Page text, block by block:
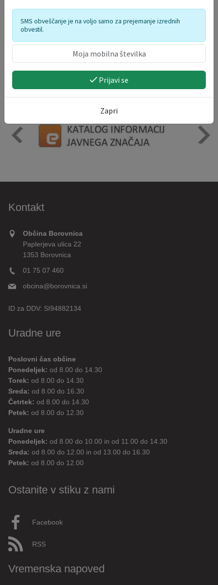
10
11 12 13 14 15
16
31
1 2 3 4 5 6
Kontakt
Občina Borovnica
Paplerjeva ulica 22
1353 Borovnica
01 75 07 460
obcina@borovnica.si
ID za DDV: SI94882134
Uradne ure
Poslovni čas občine
Ponedeljek: od 8.00 do 14.30
Torek: od 8.00 do 14.30
Sreda: od 8.00 do 16.30
Četrtek: od 8.00 do 14.30
Petek: od 8.00 do 12.30
Uradne ure
Ponedeljek: od 8.00 do 10.00 in od 11.00 do 14.30
Sreda: od 8.00 do 12.00 in od 13.00 do 16.30
Petek: od 8.00 do 12.00
Ostanite v stiku z nami
Facebook
RSS
Vremenska napoved
SMS obveščanje je na voljo samo za prejemanje izrednih
obvestil.
Prijavi se
Zapri